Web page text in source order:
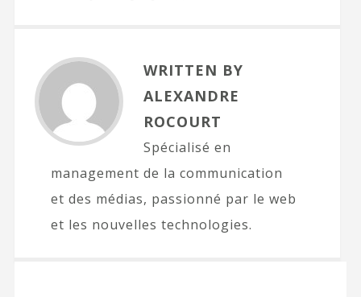
WRITTEN BY
ALEXANDRE
ROCOURT
Spécialisé en
management de la communication
et des médias, passionné par le web
et les nouvelles technologies.